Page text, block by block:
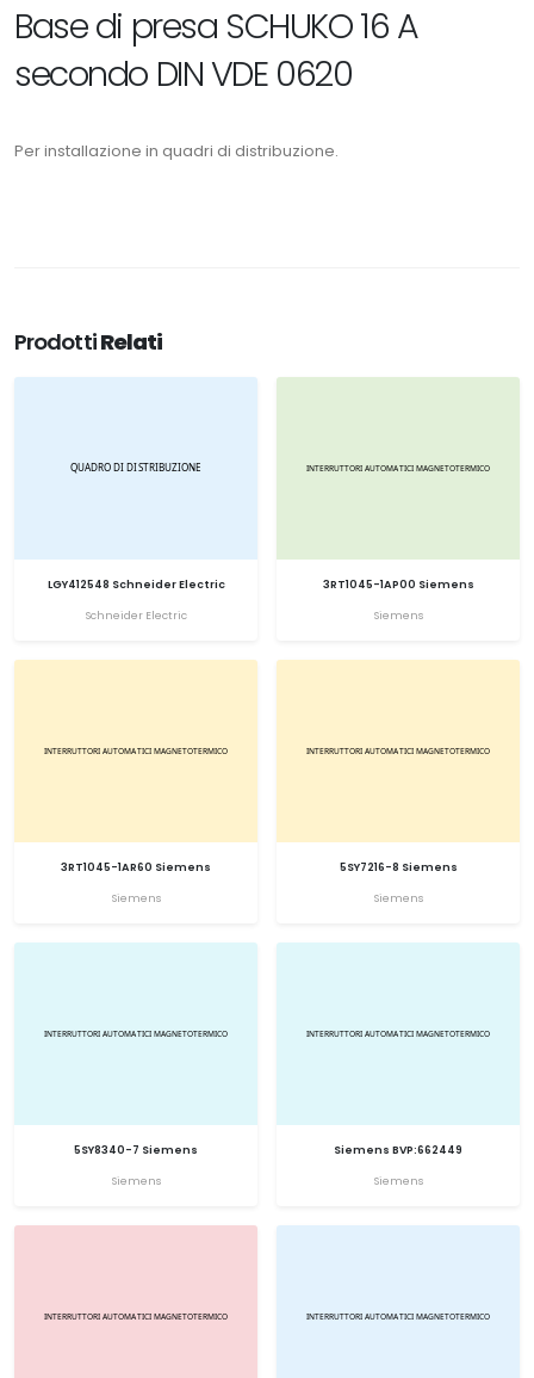
Base di presa SCHUKO 16 A
secondo DIN VDE 0620
Per installazione in quadri di distribuzione.
ProdottiRelati
LGY412548 Schneider Electric
Schneider Electric
3RT1045-1AP00 Siemens
Siemens
3RT1045-1AR60 Siemens
Siemens
5SY7216-8 Siemens
Siemens
5SY8340-7 Siemens
Siemens
Siemens BVP:662449
Siemens